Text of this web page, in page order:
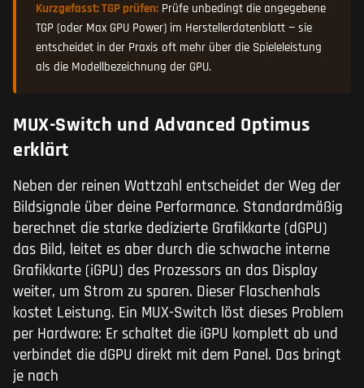
Kurzgefasst: TGP prüfen: Prüfe unbedingt die angegebene
TGP (oder Max GPU Power) im Herstellerdatenblatt — sie
entscheidet in der Praxis oft mehr über die Spieleleistung
als die Modellbezeichnung der GPU.
MUX-Switch und Advanced Optimus
erklärt
Neben der reinen Wattzahl entscheidet der Weg der
Bildsignale über deine Performance. Standardmäßig
berechnet die starke dedizierte Grafikkarte (dGPU)
das Bild, leitet es aber durch die schwache interne
Grafikkarte (iGPU) des Prozessors an das Display
weiter, um Strom zu sparen. Dieser Flaschenhals
kostet Leistung. Ein MUX-Switch löst dieses Problem
per Hardware: Er schaltet die iGPU komplett ab und
verbindet die dGPU direkt mit dem Panel. Das bringt
je nach